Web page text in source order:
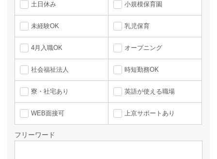
土日休み 小規模保育園
未経験OK 乳児保育
4月入職OK オープニング
社会福祉法人 時短勤務OK
寮・社宅あり 英語が使える職場
WEB面接可 上京サポートあり
フリーワード